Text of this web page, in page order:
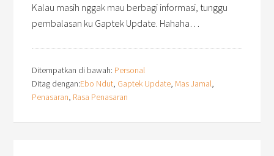
Kalau masih nggak mau berbagi informasi, tunggu
pembalasan ku Gaptek Update. Hahaha…
Ditempatkan di bawah: Personal
Ditag dengan:Ebo Ndut, Gaptek Update, Mas Jamal,
Penasaran, Rasa Penasaran